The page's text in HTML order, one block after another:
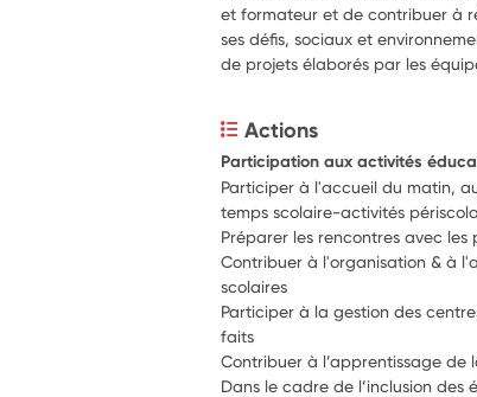
et formateur et de contribuer à
ses défis, sociaux et
de projets élaborés par les
Actions
Participation aux activités
Participer à l'accueil du matin,
temps scolaire-activités
Préparer les rencontres avec les
Contribuer à l'organisation & à
Participer à la gestion des
faits
Dans le cadre de l’inclusion